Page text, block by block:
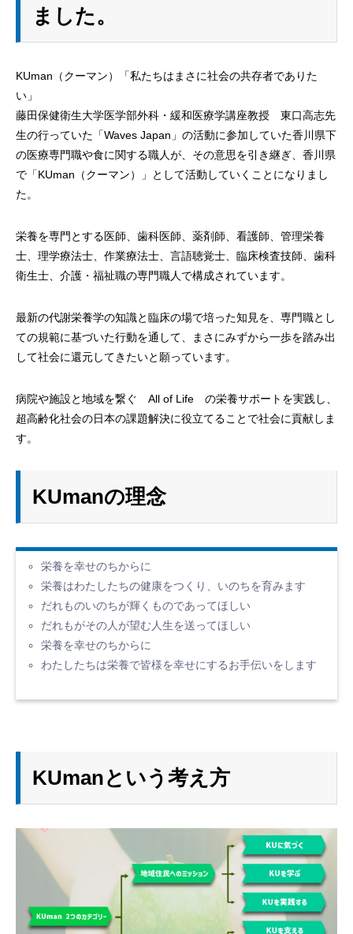
ました。
KUman（クーマン）「私たちはまさに社会の共存者でありた
い」
藤田保健衛生大学医学部外科・緩和医療学講座教授 東口高志先
生の行っていた「Waves Japan」の活動に参加していた香川県下
の医療専門職や食に関する職人が、その意思を引き継ぎ、香川県
で「KUman（クーマン）」として活動していくことになりまし
た。
栄養を専門とする医師、歯科医師、薬剤師、看護師、管理栄養
士、理学療法士、作業療法士、言語聴覚士、臨床検査技師、歯科
衛生士、介護・福祉職の専門職人で構成されています。
最新の代謝栄養学の知識と臨床の場で培った知見を、専門職とし
ての規範に基づいた行動を通して、まさにみずから一歩を踏み出
して社会に還元してきたいと願っています。
病院や施設と地域を繋ぐ All of Life の栄養サポートを実践し、
超高齢化社会の日本の課題解決に役立てることで社会に貢献しま
す。
KUmanの理念
栄養を幸せのちからに
栄養はわたしたちの健康をつくり、いのちを育みます
だれものいのちが輝くものであってほしい
だれもがその人が望む人生を送ってほしい
栄養を幸せのちからに
わたしたちは栄養で皆様を幸せにするお手伝いをします
KUmanという考え方